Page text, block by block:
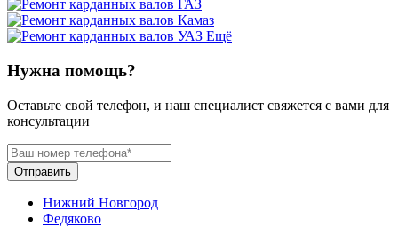
Ещё
Нужна помощь?
Оставьте свой телефон, и наш специалист свяжется с вами для
консультации
Отправить
Нижний Новгород
Федяково